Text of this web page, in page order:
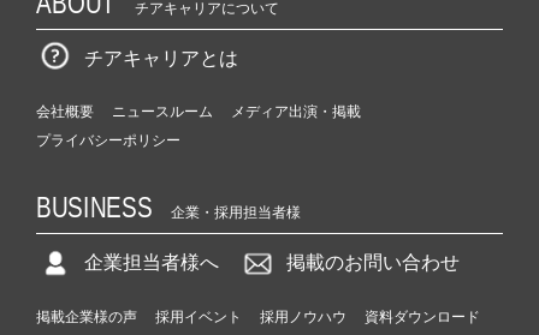
チアキャリアについて
チアキャリアとは
会社概要 ニュースルーム
メディア出演・掲載
プライバシーポリシー
BUSINESS 企業・採用担当者様
企業担当者様へ 掲載のお問い合わせ
掲載企業様の声 採用イベント 採用ノウハウ 資料ダウンロード